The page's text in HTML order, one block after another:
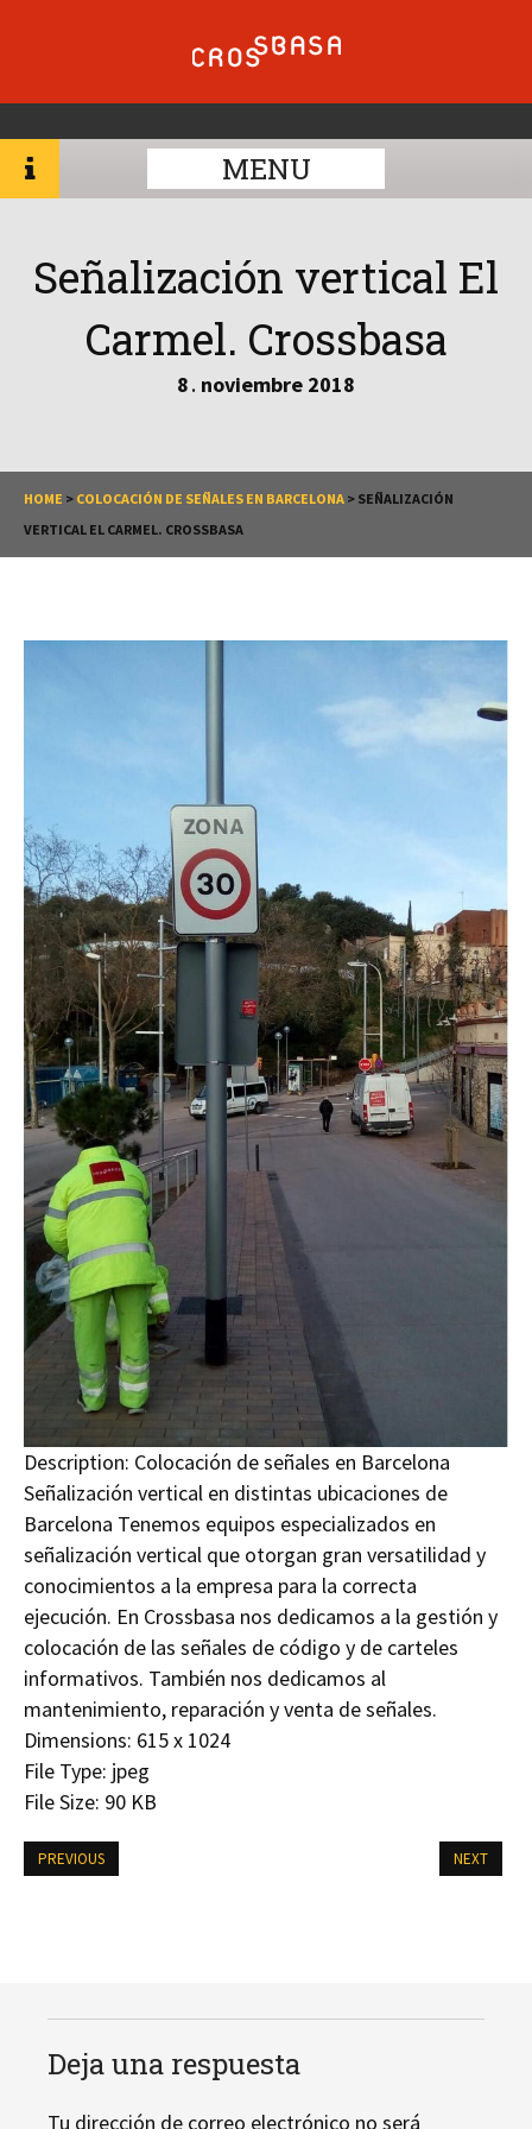
MENU
Señalización vertical El
Carmel. Crossbasa
8 . noviembre 2018
HOME > COLOCACIÓN DE SEÑALES EN BARCELONA > SEÑALIZACIÓN
VERTICAL EL CARMEL. CROSSBASA
Description: Colocación de señales en Barcelona
Señalización vertical en distintas ubicaciones de
Barcelona Tenemos equipos especializados en
señalización vertical que otorgan gran versatilidad y
conocimientos a la empresa para la correcta
ejecución. En Crossbasa nos dedicamos a la gestión y
colocación de las señales de código y de carteles
informativos. También nos dedicamos al
mantenimiento, reparación y venta de señales.
Dimensions: 615 x 1024
File Type: jpeg
File Size: 90 KB
PREVIOUS NEXT
Deja una respuesta
Tu dirección de correo electrónico no será